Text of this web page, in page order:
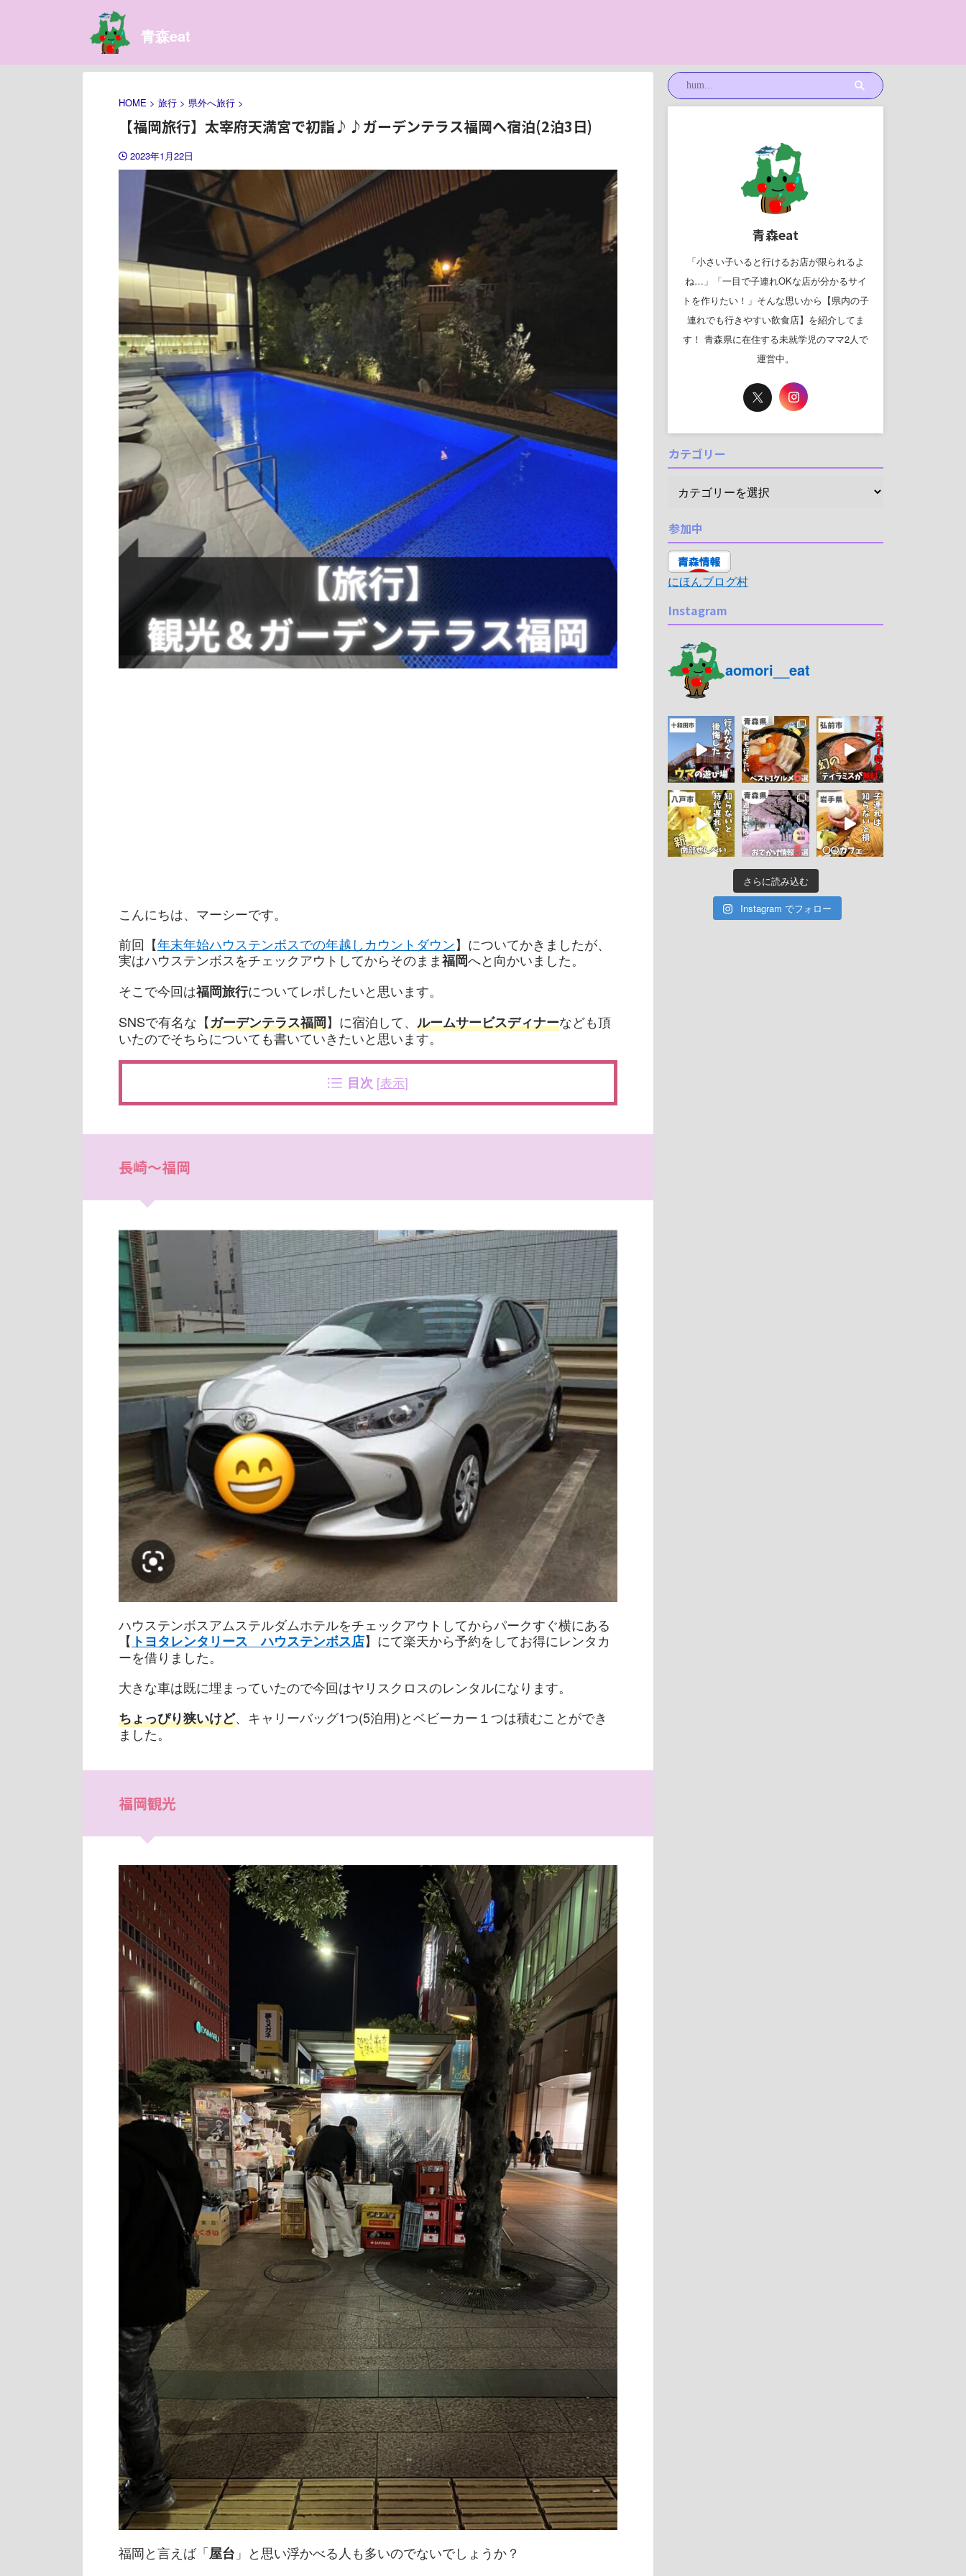
青森eat
HOME > 旅行 > 県外へ旅行 >
【福岡旅行】太宰府天満宮で初詣♪♪ガーデンテラス福岡へ宿泊(2泊3日)
2023年1月22日
こんにちは、マーシーです。
前回【年末年始ハウステンボスでの年越しカウントダウン】についてかきましたが、
実はハウステンボスをチェックアウトしてからそのまま福岡へと向かいました。
そこで今回は福岡旅行についてレポしたいと思います。
SNSで有名な【ガーデンテラス福岡】に宿泊して、 ルームサービスディナーなども頂
いたのでそちらについても書いていきたいと思います。
目次 [表示]
長崎～福岡
ハウステンボスアムステルダムホテルをチェックアウトしてからパークすぐ横にある
【 トヨタレンタリース ハウステンボス店】にて楽天から予約をしてお得にレンタカ
ーを借りました。
大きな車は既に埋まっていたので今回はヤリスクロスのレンタルになります。
ちょっぴり狭いけど、キャリーバッグ1つ(5泊用)とベビーカー１つは積むことができ
ました。
福岡観光
福岡と言えば「屋台 」と思い浮かべる人も多いのでないでしょうか？
青森eat
「小さい子いると行けるお店が限られるよ
ね…」「一目で子連れOKな店が分かるサイ
トを作りたい！」そんな思いから【県内の子
連れでも行きやすい飲食店】を紹介してま
す！ 青森県に在住する未就学児のママ2人で
運営中。
カテゴリー
参加中
にほんブログ村
Instagram
aomori__eat
さらに読み込む
Instagram でフォロー